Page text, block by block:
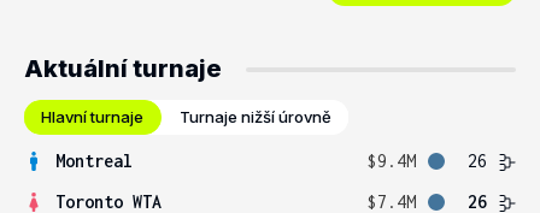
Aktuální turnaje
Hlavní turnaje Turnaje nižší úrovně
Montreal $9.4M
26
Toronto WTA
$7.4M 26